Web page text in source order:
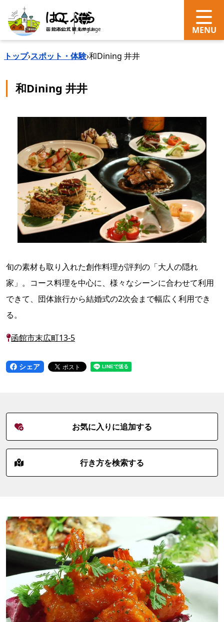
search Language
トップ›スポット・体験›和Dining 井井
和Dining 井井
旬の素材も取り入れた創作料理が評判の「大人の隠れ
家」。コース料理を中心に、様々なシーンに合わせて利用
できて、団体旅行から結婚式の2次会まで幅広く利用でき
る。
函館市末広町13-5
シェア
お気に入りに追加する
行き方を検索する